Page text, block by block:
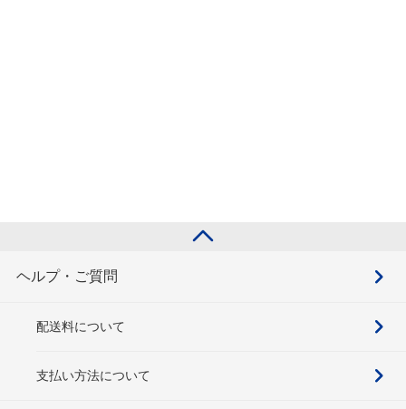
ヘルプ・ご質問
配送料について
支払い方法について